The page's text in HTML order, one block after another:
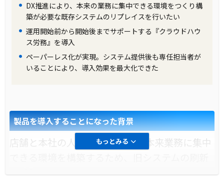
DX推進により、本来の業務に集中できる環境をつくり構
築が必要な既存システムのリプレイスを行いたい
運用開始前から開始後までサポートする『クラウドハウ
ス労務』を導入
ペーパーレス化が実現。システム提供後も専任担当者が
いることにより、導入効果を最大化できた
もっとみる
製品を導入することになった背景
店舗と本社の人事DXを推進し、本来業務に集中
を検討。